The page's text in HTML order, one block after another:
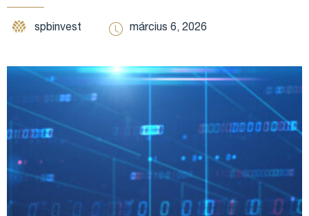
spbinvest március 6, 2026